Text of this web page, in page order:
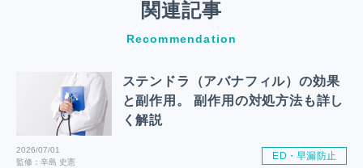
関連記事
Recommendation
ステンドラ（アバナフィル）の効果
と副作用。 副作用の対処方法も詳し
く解説
2026/07/01
監修：辛島 史憲
ED・早漏防止